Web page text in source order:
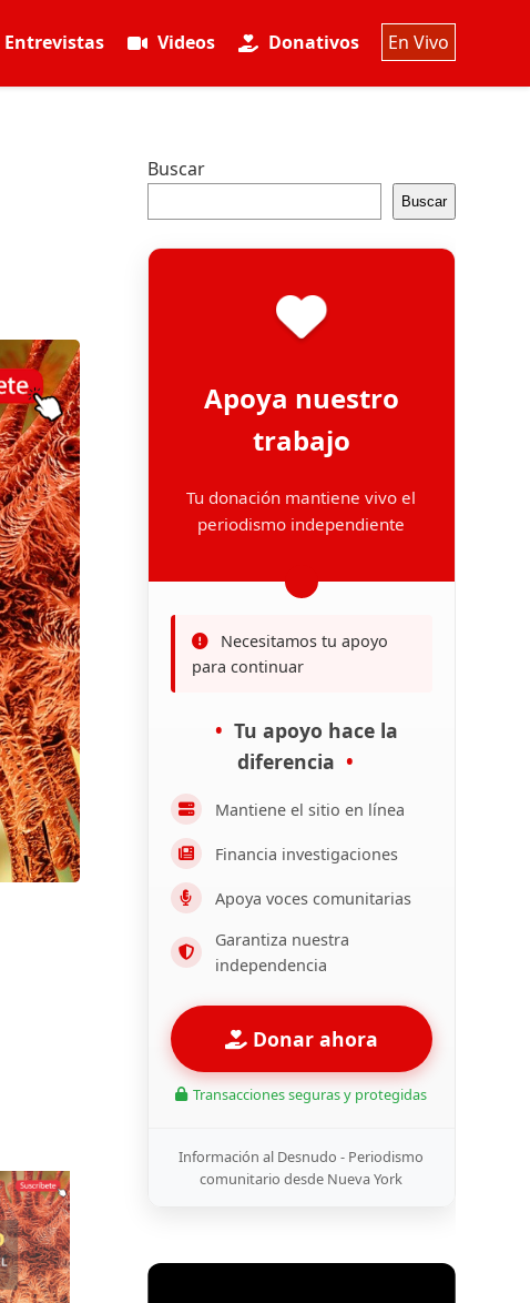
Entrevistas Videos Donativos En Vivo
Buscar
Buscar
Apoya nuestro
trabajo
Tu donación mantiene vivo el
periodismo independiente
Necesitamos tu apoyo
para continuar
Tu apoyo hace la
diferencia
Mantiene el sitio en línea
Financia investigaciones
Apoya voces comunitarias
Garantiza nuestra
independencia
Donar ahora
Transacciones seguras y protegidas
Información al Desnudo - Periodismo
comunitario desde Nueva York